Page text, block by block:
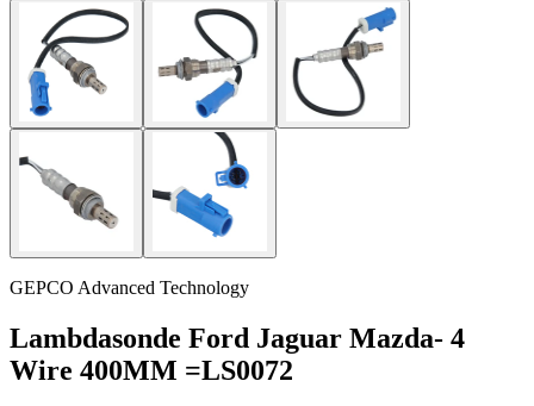
GEPCO Advanced Technology
Lambdasonde Ford Jaguar Mazda- 4
Wire 400MM =LS0072